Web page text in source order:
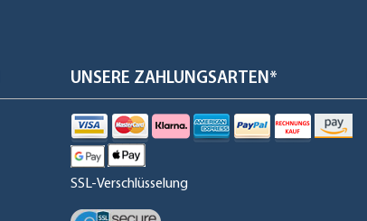
UNSERE ZAHLUNGSARTEN*
SSL-Verschlüsselung